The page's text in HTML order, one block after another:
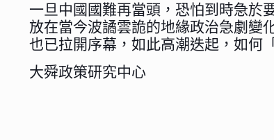
一旦中國國難再當頭，恐怕到時急於
放在當今波譎雲詭的地緣政治急劇變
也已拉開序幕，如此高潮迭起，如何
大舜政策研究中心